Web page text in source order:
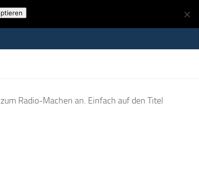
Radio-Machen an. Einfach auf den Titel